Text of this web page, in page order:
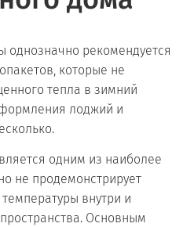
однозначно рекомендуется
которые не
тепла в зимний
лоджий и
одним из наиболее
не продемонстрирует
внутри и
Основным